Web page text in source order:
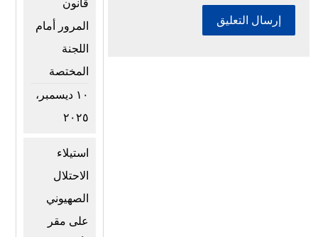
قانون
المرور أمام
اللجنة
المختصة
١٠ ديسمبر،
٢٠٢٥
استيلاء
الاحتلال
الصهيوني
على مقر